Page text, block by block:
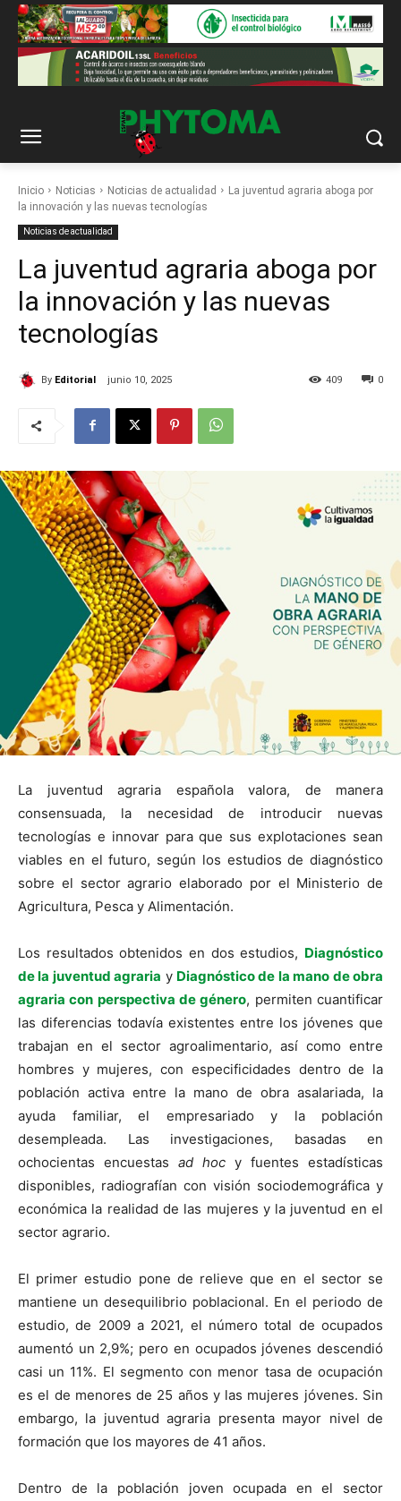
Inicio Noticias Noticias de actualidad
La juventud agraria aboga por
la innovación y las nuevas tecnologías
Noticias de actualidad
La juventud agraria aboga por
la innovación y las nuevas
tecnologías
By Editorial junio 10, 2025 0
409
La juventud agraria española valora, de manera
consensuada, la necesidad de introducir nuevas
tecnologías e innovar para que sus explotaciones sean
viables en el futuro, según los estudios de diagnóstico
sobre el sector agrario elaborado por el Ministerio de
Agricultura, Pesca y Alimentación.
Los resultados obtenidos en dos estudios, Diagnóstico
de la juventud agraria y Diagnóstico de la mano de obra
agraria con perspectiva de género, permiten cuantificar
las diferencias todavía existentes entre los jóvenes que
trabajan en el sector agroalimentario, así como entre
hombres y mujeres, con especificidades dentro de la
población activa entre la mano de obra asalariada, la
ayuda familiar, el empresariado y la población
desempleada. Las investigaciones, basadas en
ochocientas encuestas ad hoc y fuentes estadísticas
disponibles, radiografían con visión sociodemográfica y
económica la realidad de las mujeres y la juventud en el
sector agrario.
El primer estudio pone de relieve que en el sector se
mantiene un desequilibrio poblacional. En el periodo de
estudio, de 2009 a 2021, el número total de ocupados
aumentó un 2,9%; pero en ocupados jóvenes descendió
casi un 11%. El segmento con menor tasa de ocupación
es el de menores de 25 años y las mujeres jóvenes. Sin
embargo, la juventud agraria presenta mayor nivel de
formación que los mayores de 41 años.
Dentro de la población joven ocupada en el sector